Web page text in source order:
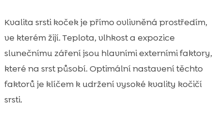
Kvalita srsti koček je přímo ovlivněná prostředím,
ve kterém žijí. Teplota, vlhkost a expozice
slunečnímu záření jsou hlavními externími faktory,
které na srst působí. Optimální nastavení těchto
faktorů je klíčem k udržení vysoké kvality kočičí
srsti.